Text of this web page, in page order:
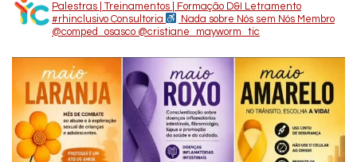
Palestras | Treinamentos | Formação D&I Letramento
#rhinclusivo Consultoria Nada sobre Nós sem Nós Membro
@comped_osasco @cristiane_mayworm_tic